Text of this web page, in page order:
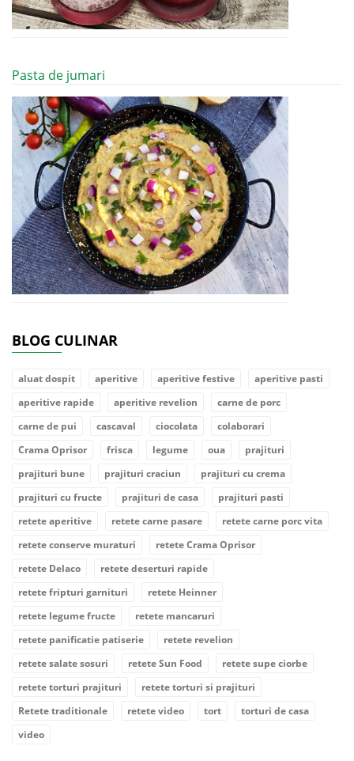
Pasta de jumari
BLOG CULINAR
aluat dospit aperitive aperitive festive
aperitive pasti
aperitive rapide
aperitive revelion
carne de porc
carne de pui
cascaval ciocolata
colaborari
Crama Oprisor
frisca legume oua
prajituri
prajituri bune
prajituri craciun
prajituri cu crema
prajituri cu fructe
prajituri de casa
prajituri pasti
retete aperitive
retete carne pasare
retete carne porc vita
retete conserve muraturi
retete Crama Oprisor
retete Delaco
retete deserturi rapide
retete fripturi garnituri
retete Heinner
retete legume fructe
retete mancaruri
retete panificatie patiserie
retete revelion
retete salate sosuri
retete Sun Food
retete supe ciorbe
retete torturi prajituri
retete torturi si prajituri
Retete traditionale
retete video tort
torturi de casa
video